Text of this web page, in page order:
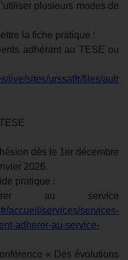
plusieurs modes de
la fiche pratique :
adhérant au TESE ou
live/sites/urssaffr/files/autr
dès le 1er décembre
2026.
pratique :
au service
accueil/services/services-
adherer-au-service-
« Des évolutions